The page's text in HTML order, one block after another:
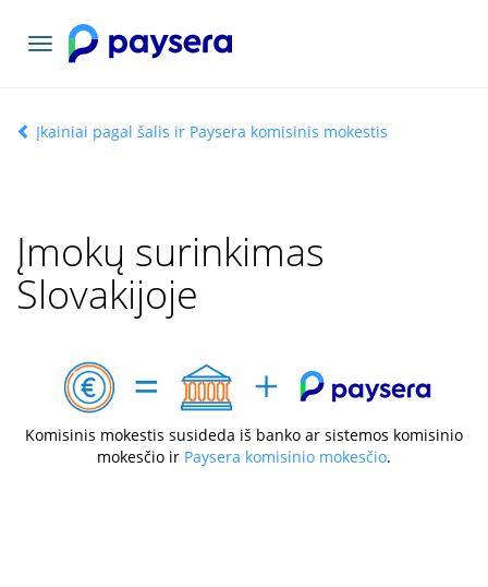
Toggle
navigation
Įkainiai pagal šalis ir Paysera komisinis mokestis
Įmokų surinkimas
Slovakijoje
Komisinis mokestis susideda iš banko ar sistemos komisinio
mokesčio ir Paysera komisinio mokesčio.